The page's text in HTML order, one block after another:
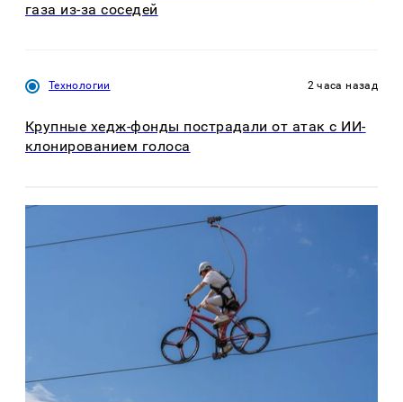
газа из-за соседей
Технологии 2 часа назад
Крупные хедж-фонды пострадали от атак с ИИ-
клонированием голоса